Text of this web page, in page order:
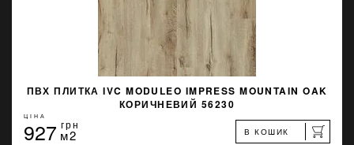
ПВХ ПЛИТКА IVC MODULEO IMPRESS MOUNTAIN OAK
КОРИЧНЕВИЙ 56230
ЦІНА
927 грн
м2 В КОШИК